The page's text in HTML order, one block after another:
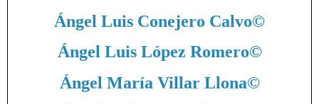
Ángel Luis Conejero Calvo©
Ángel Luis López Romero©
Ángel María Villar Llona©